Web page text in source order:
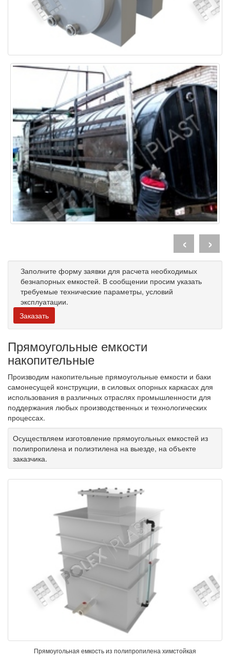
‹ ›
Заполните форму заявки для расчета необходимых
безнапорных емкостей. В сообщении просим указать
требуемые технические параметры, условий
эксплуатации.
Заказать
Прямоугольные емкости
накопительные
Производим накопительные прямоугольные емкости и баки
самонесущей конструкции, в силовых опорных каркасах для
использования в различных отраслях промышленности для
поддержания любых производственных и технологических
процессах.
Осуществляем изготовление прямоугольных емкостей из
полипропилена и полиэтилена на выезде, на объекте
заказчика.
Прямоугольная емкость из полипропилена химстойкая